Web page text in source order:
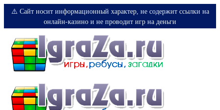
⚠️ Сайт носит информационный характер, не содержит ссылки на
онлайн-казино и не проводит игр на деньги